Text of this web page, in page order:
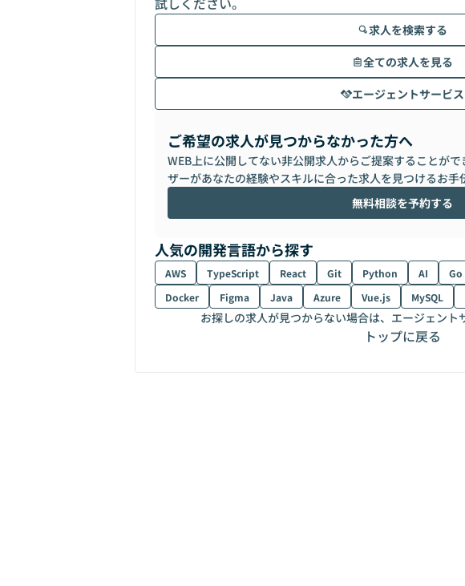
求人を検索する
全ての求人を見る
エージェントサービス
ご希望の求人が見つからなかった方へ
WEB上に公開してない非公開求人からご提案することが
ザーがあなたの経験やスキルに合った求人を見つけるお手
無料相談を予約する
人気の開発言語から探す
AWS TypeScript React Git Python AI Go
Docker
Figma Java Azure Vue.js MySQL
お探しの求人が見つからない場合は、エージェント
トップに戻る